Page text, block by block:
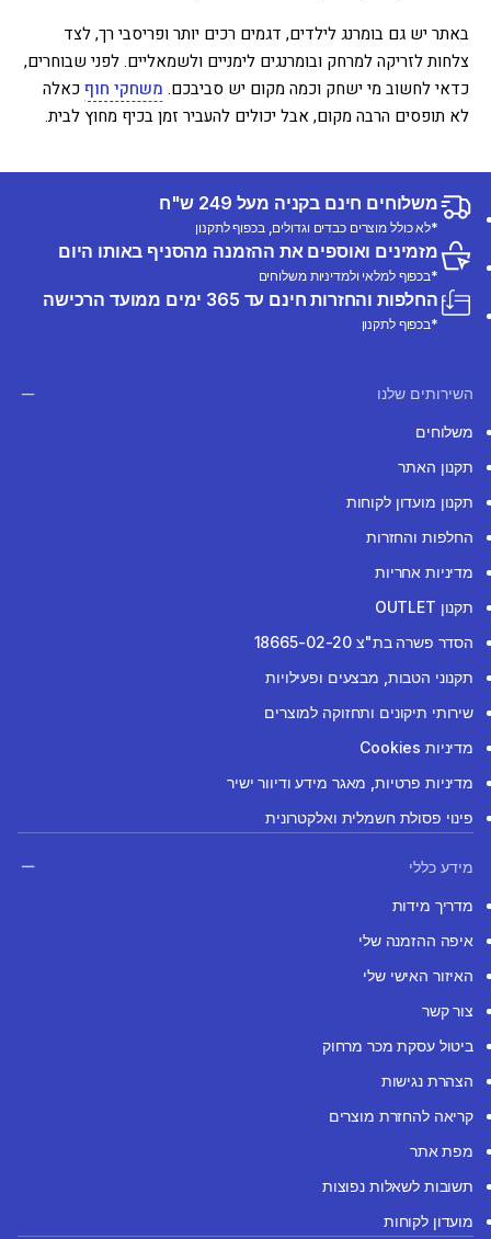
באתר יש גם בומרנג לילדים, דגמים רכים יותר ופריסבי רך, לצד
צלחות לזריקה למרחק ובומרנגים לימניים ולשמאליים. לפני שבוחרים,
כדאי לחשוב מי ישחק וכמה מקום יש סביבכם. משחקי חוףכאלה
לא תופסים הרבה מקום, אבל יכולים להעביר זמן בכיף מחוץ לבית.
משלוחים חינם בקניה מעל 249 ש"ח
*לא כולל מוצרים כבדים וגדולים, בכפוף לתקנון
מזמינים ואוספים את ההזמנה מהסניף באותו היום
*בכפוף למלאי ולמדיניות משלוחים
החלפות והחזרות חינם עד 365 ימים ממועד הרכישה
*בכפוף לתקנון
השירותים שלנו
משלוחים
תקנון האתר
תקנון מועדון לקוחות
החלפות והחזרות
מדיניות אחריות
תקנון OUTLET
הסדר פשרה בת"צ 18665-02-20
תקנוני הטבות, מבצעים ופעילויות
שירותי תיקונים ותחזוקה למוצרים
מדיניות Cookies
מדיניות פרטיות, מאגר מידע ודיוור ישיר
פינוי פסולת חשמלית ואלקטרונית
מידע כללי
מדריך מידות
איפה ההזמנה שלי
האיזור האישי שלי
צור קשר
ביטול עסקת מכר מרחוק
הצהרת נגישות
קריאה להחזרת מוצרים
מפת אתר
תשובות לשאלות נפוצות
מועדון לקוחות